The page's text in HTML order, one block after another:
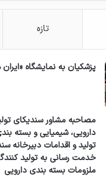
تازه
پزشکیان به نمایشگاه
مصاحبه مشاور سندیکای
دارویی، شیمیایی و بسته
تولید و اقدامات دبیرخانه
خدمت رسانی به تولید
ملزومات بسته بندی دارویی